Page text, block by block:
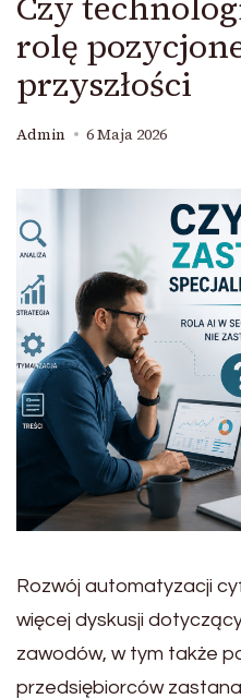
rolę
przyszłości
Admin 6 Maja 2026
Rozwój automatyzacji
więcej dyskusji
zawodów, w tym także
przedsiębiorców